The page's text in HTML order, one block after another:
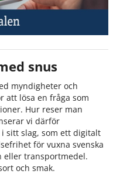
snus
myndigheter och
att lösa en fråga som
Hur reser man
vi därför
sitt slag, som ett digitalt
för vuxna svenska
eller transportmedel.
och smak.